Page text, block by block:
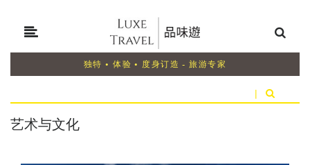
独特 • 体验 • 度身订造 - 旅游专家
|
艺术与文化